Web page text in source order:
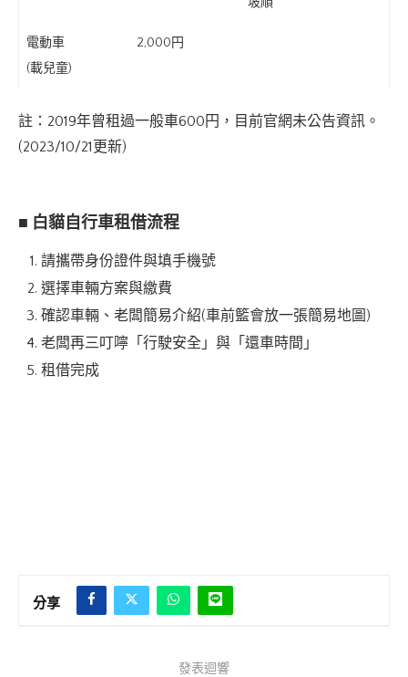
電動車
(載兒童)
2,000円
註：2019年曾租過一般車600円，目前官網未公告資訊。
(2023/10/21更新)
■ 白貓自行車租借流程
請攜帶身份證件與填手機號
選擇車輛方案與繳費
確認車輛、老闆簡易介紹(車前籃會放一張簡易地圖)
老闆再三叮嚀「行駛安全」與「還車時間」
租借完成
分享
發表迴響